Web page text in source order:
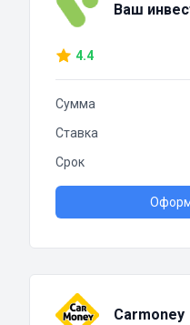
Ваш
4.4
Сумма
Ставка
Срок
Carmoney